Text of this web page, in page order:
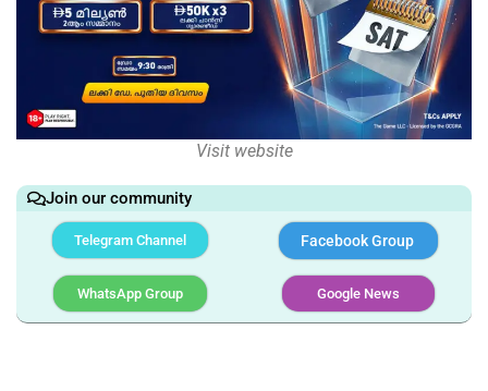
Visit website
Join our community
Telegram Channel Facebook Group
WhatsApp Group Google News